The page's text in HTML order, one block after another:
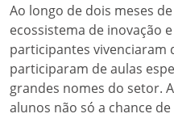
Ao longo de dois meses
ecossistema de inovação
participantes vivenciaram
participaram de aulas
grandes nomes do setor.
alunos não só a chance